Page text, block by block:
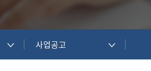
사업공고